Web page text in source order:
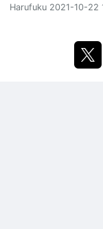
Harufuku 2021-10-22